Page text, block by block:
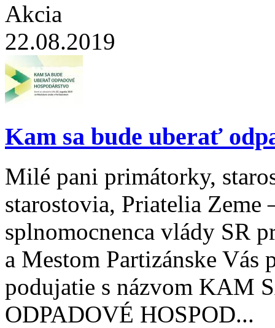
Akcia
22.08.2019
Kam sa bude uberať
Milé pani primátorky,
starostovia, Priatelia Zeme
splnomocnenca vlády SR
a Mestom Partizánske
podujatie s názvom KAM
ODPADOVÉ HOSPOD...